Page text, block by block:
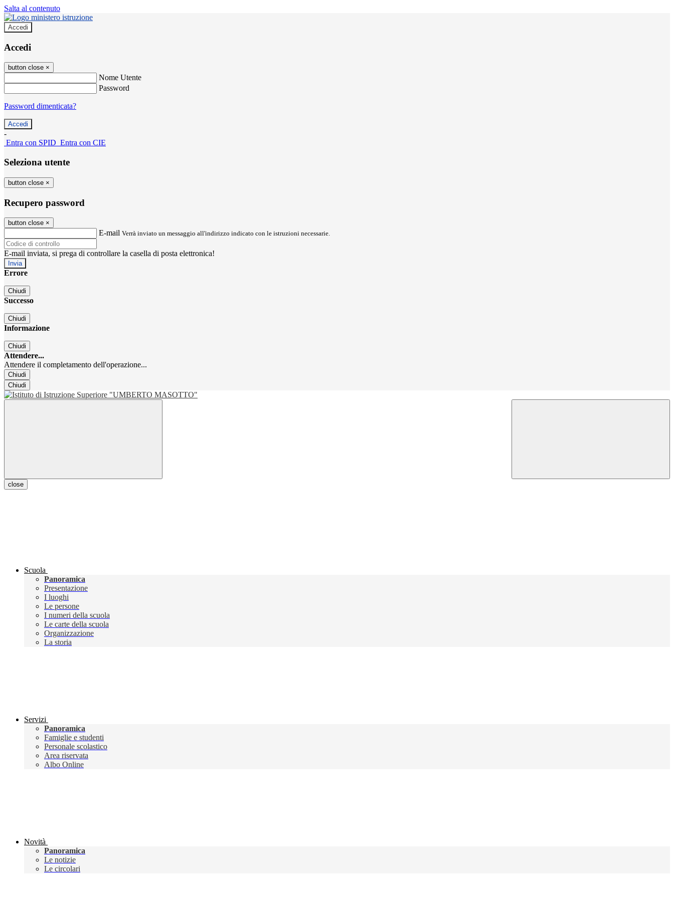
Salta al contenuto
Accedi
Accedi
button close ×
Nome Utente
Password
Password dimenticata?
-
Entra con SPID Entra con CIE
Seleziona utente
button close ×
Recupero password
button close ×
E-mail Verrà inviato un messaggio all'indirizzo indicato con le istruzioni necessarie.
E-mail inviata, si prega di controllare la casella di posta elettronica!
Errore
Chiudi
Successo
Chiudi
Informazione
Chiudi
Attendere...
Attendere il completamento dell'operazione...
Chiudi
Chiudi
close
Scuola
Panoramica
Presentazione
I luoghi
Le persone
I numeri della scuola
Le carte della scuola
Organizzazione
La storia
Servizi
Panoramica
Famiglie e studenti
Personale scolastico
Area riservata
Albo Online
Novità
Panoramica
Le notizie
Le circolari